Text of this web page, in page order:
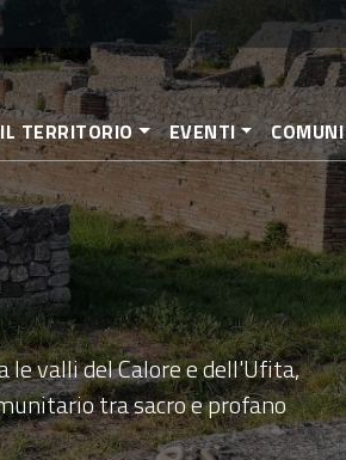
al
contenuto
principale
TERRITORIO EVENTI COMUNI
valli del Calore e dell'Ufita,
tra sacro e profano